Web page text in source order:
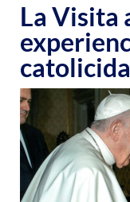
La Visita